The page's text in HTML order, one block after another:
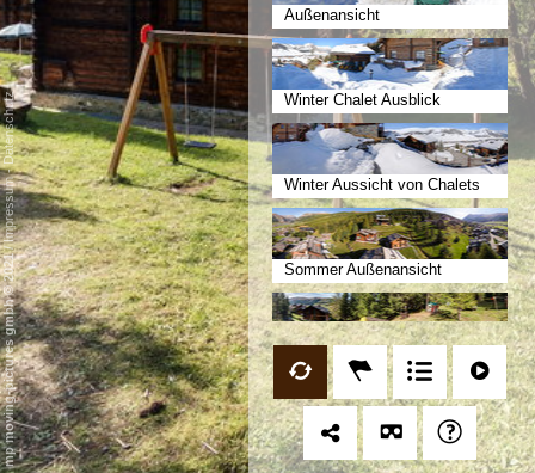
Außenansicht
Winter Chalet Ausblick
Winter Aussicht von Chalets
Sommer Außenansicht
Kinderpark ´Watership Down´
Sommer Village bei Nacht
mp moving-pictures gmbh © 2021
/
Impressum
-
Datenschutz